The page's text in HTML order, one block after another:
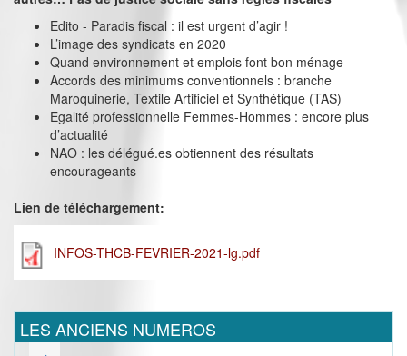
Edito - Paradis fiscal : il est urgent d’agir !
L’image des syndicats en 2020
Quand environnement et emplois font bon ménage
Accords des minimums conventionnels : branche
Maroquinerie, Textile Artificiel et Synthétique (TAS)
Egalité professionnelle Femmes-Hommes : encore plus
d’actualité
NAO : les délégué.es obtiennent des résultats
encourageants
Lien de téléchargement:
INFOS-THCB-FEVRIER-2021-lg.pdf
LES ANCIENS NUMEROS